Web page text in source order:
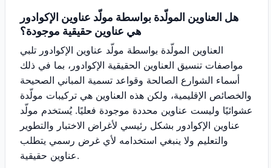
هل العناوين المولّدة بواسطة مولّد عناوين الإكوادور
هي عناوين حقيقية موجودة؟
العناوين المولّدة بواسطة مولّد عناوين الإكوادور تلبي
مواصفات تنسيق العناوين الحقيقية الإكوادور، بما في ذلك
أسماء الشوارع الصالحة وقواعد تسمية المباني الصحيحة
والخصائص الإقليمية، ولكن هذه العناوين هي تركيبات مولّدة
عشوائيًا وليست عناوين محددة موجودة فعليًا. يُستخدم مولّد
عناوين الإكوادور بشكل رئيسي لأغراض الاختبار والتطوير
والتعليم ولا ينبغي استخدامه لأي غرض رسمي يتطلب
عناوين حقيقية.